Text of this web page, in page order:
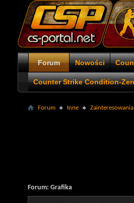
Forum Nowości
Counter Strike Condition-
Forum Inne Zainteresowania
Forum: Grafika